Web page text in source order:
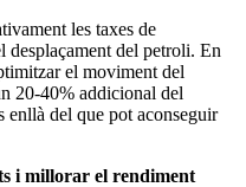
les taxes de
del petroli. En
el moviment del
20-40% addicional del
del que pot aconseguir
i millorar el rendiment